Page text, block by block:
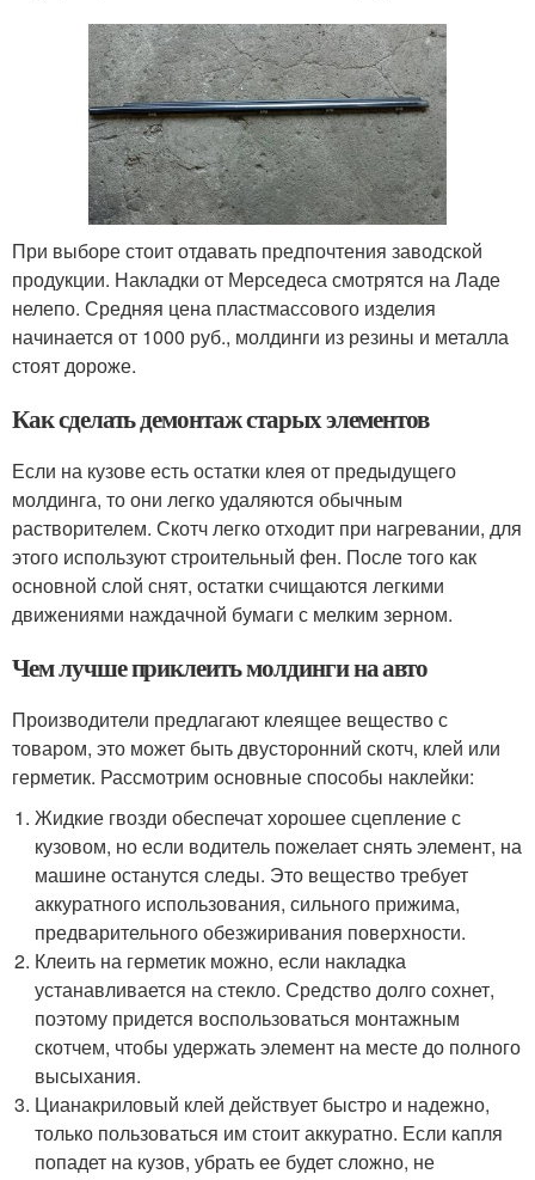
При выборе стоит отдавать предпочтения заводской
продукции. Накладки от Мерседеса смотрятся на Ладе
нелепо. Средняя цена пластмассового изделия
начинается от 1000 руб., молдинги из резины и металла
стоят дороже.
Как сделать демонтаж старых элементов
Если на кузове есть остатки клея от предыдущего
молдинга, то они легко удаляются обычным
растворителем. Скотч легко отходит при нагревании, для
этого используют строительный фен. После того как
основной слой снят, остатки счищаются легкими
движениями наждачной бумаги с мелким зерном.
Чем лучше приклеить молдинги на авто
Производители предлагают клеящее вещество с
товаром, это может быть двусторонний скотч, клей или
герметик. Рассмотрим основные способы наклейки:
Жидкие гвозди обеспечат хорошее сцепление с
кузовом, но если водитель пожелает снять элемент, на
машине останутся следы. Это вещество требует
аккуратного использования, сильного прижима,
предварительного обезжиривания поверхности.
Клеить на герметик можно, если накладка
устанавливается на стекло. Средство долго сохнет,
поэтому придется воспользоваться монтажным
скотчем, чтобы удержать элемент на месте до полного
высыхания.
Цианакриловый клей действует быстро и надежно,
только пользоваться им стоит аккуратно. Если капля
попадет на кузов, убрать ее будет сложно, не